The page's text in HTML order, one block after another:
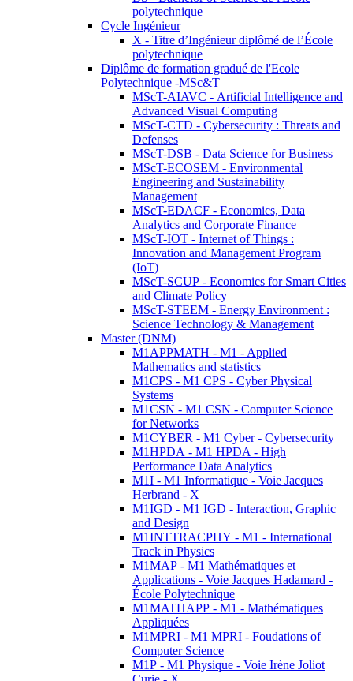
polytechnique
Cycle Ingénieur
X - Titre d’Ingénieur diplômé de l’École
polytechnique
Diplôme de formation gradué de l'Ecole
Polytechnique -MSc&T
MScT-AIAVC - Artificial Intelligence and
Advanced Visual Computing
MScT-CTD - Cybersecurity : Threats and
Defenses
MScT-DSB - Data Science for Business
MScT-ECOSEM - Environmental
Engineering and Sustainability
Management
MScT-EDACF - Economics, Data
Analytics and Corporate Finance
MScT-IOT - Internet of Things :
Innovation and Management Program
(IoT)
MScT-SCUP - Economics for Smart Cities
and Climate Policy
MScT-STEEM - Energy Environment :
Science Technology & Management
Master (DNM)
M1APPMATH - M1 - Applied
Mathematics and statistics
M1CPS - M1 CPS - Cyber Physical
Systems
M1CSN - M1 CSN - Computer Science
for Networks
M1CYBER - M1 Cyber - Cybersecurity
M1HPDA - M1 HPDA - High
Performance Data Analytics
M1I - M1 Informatique - Voie Jacques
Herbrand - X
M1IGD - M1 IGD - Interaction, Graphic
and Design
M1INTTRACPHY - M1 - International
Track in Physics
M1MAP - M1 Mathématiques et
Applications - Voie Jacques Hadamard -
École Polytechnique
M1MATHAPP - M1 - Mathématiques
Appliquées
M1MPRI - M1 MPRI - Foudations of
Computer Science
M1P - M1 Physique - Voie Irène Joliot